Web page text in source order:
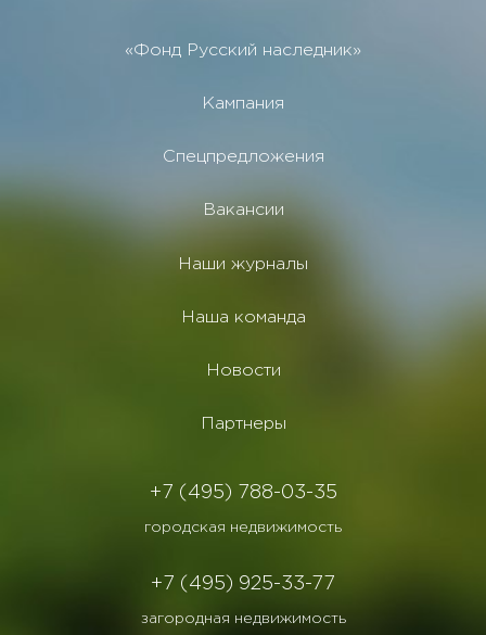
«Фонд Русский наследник»
Кампания
Спецпредложения
Вакансии
Наши журналы
Наша команда
Новости
Партнеры
+7 (495) 788-03-35
городская недвижимость
+7 (495) 925-33-77
загородная недвижимость